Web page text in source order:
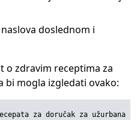
doslednom i
o zdravim receptima za
mogla izgledati ovako:
za doručak za užurbana